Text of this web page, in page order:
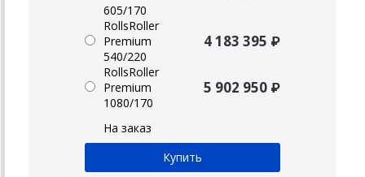
605/170
RollsRoller
Premium
540/220
4 183 395 ₽
RollsRoller
Premium
1080/170
5 902 950 ₽
На заказ